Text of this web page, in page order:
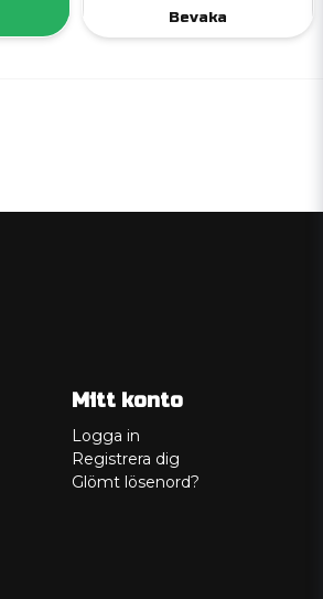
Bevaka
Mitt konto
Logga in
Registrera dig
Glömt lösenord?